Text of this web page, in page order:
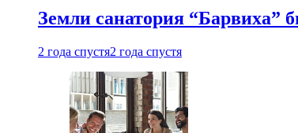
Земли санатория “Барвиха”
2 года спустя2 года спустя